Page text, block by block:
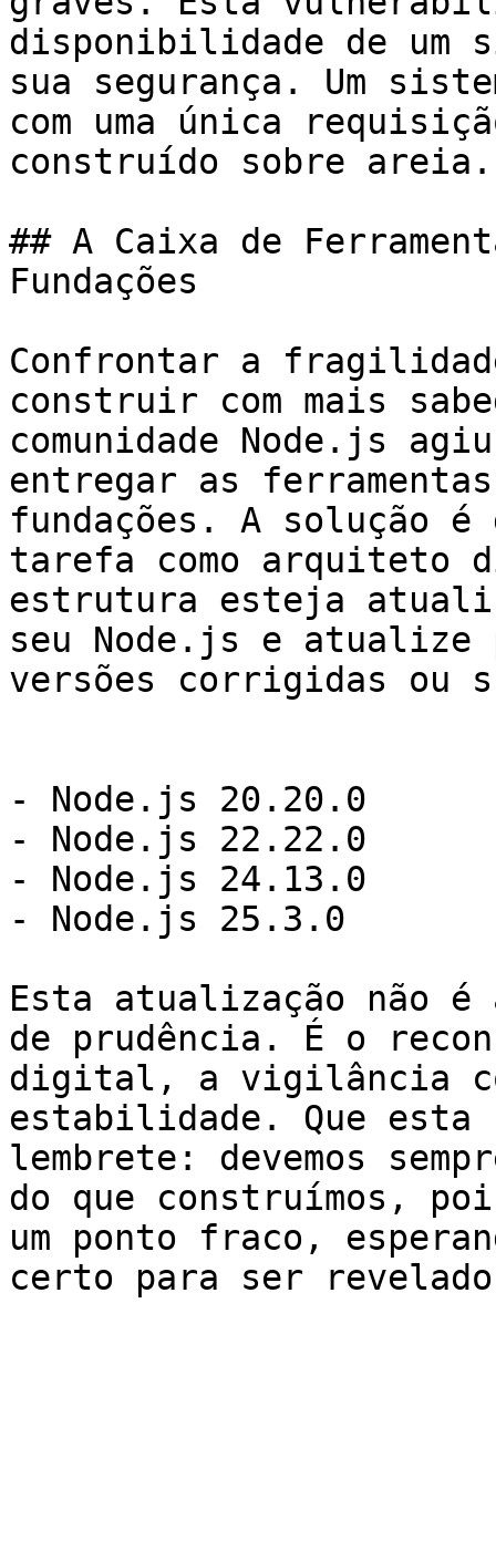
disponibilidade de um
sua segurança. Um
com uma única
construído sobre areia.
## A Caixa de
Fundações
Confrontar a
construir com mais
comunidade Node.js
entregar as
fundações. A solução
tarefa como arquiteto
estrutura esteja
seu Node.js e atualize
versões corrigidas ou
- Node.js 20.20.0
- Node.js 22.22.0
- Node.js 24.13.0
- Node.js 25.3.0
Esta atualização não é
de prudência. É o
digital, a vigilância
estabilidade. Que esta
lembrete: devemos
do que construímos,
um ponto fraco,
certo para ser